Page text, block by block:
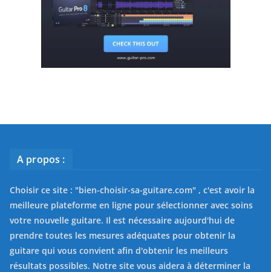
A propos :
Choisir ce site : "bien-choisir-sa-guitare.com" , c'est avoir la
meilleure plateforme en ligne pour sélectionner avec soins
votre nouvelle guitare. Il est nécessaire aujourd'hui de
prendre toutes les mesures adéquates pour obtenir la
guitare qui vous convient afin d'obtenir les meilleurs
résultats possibles. Notre site vous aidera à déterminer la